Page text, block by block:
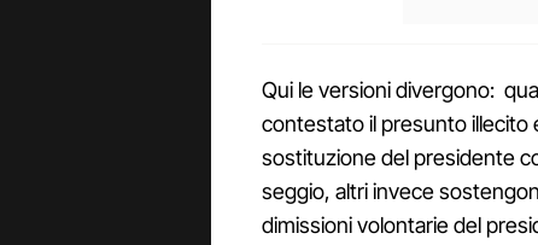
Qui le versioni divergono:
contestato il presunto illecito
sostituzione del presidente
seggio, altri invece
dimissioni volontarie del